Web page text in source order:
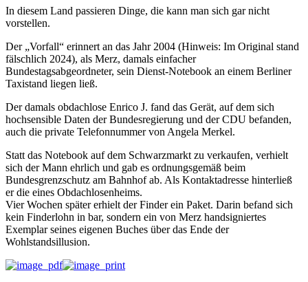
In diesem Land passieren Dinge, die kann man sich gar nicht
vorstellen.
Der „Vorfall“ erinnert an das Jahr 2004 (Hinweis: Im Original stand
fälschlich 2024), als Merz, damals einfacher
Bundestagsabgeordneter, sein Dienst-Notebook an einem Berliner
Taxistand liegen ließ.
Der damals obdachlose Enrico J. fand das Gerät, auf dem sich
hochsensible Daten der Bundesregierung und der CDU befanden,
auch die private Telefonnummer von Angela Merkel.
Statt das Notebook auf dem Schwarzmarkt zu verkaufen, verhielt
sich der Mann ehrlich und gab es ordnungsgemäß beim
Bundesgrenzschutz am Bahnhof ab. Als Kontaktadresse hinterließ
er die eines Obdachlosenheims.
Vier Wochen später erhielt der Finder ein Paket. Darin befand sich
kein Finderlohn in bar, sondern ein von Merz handsigniertes
Exemplar seines eigenen Buches über das Ende der
Wohlstandsillusion.